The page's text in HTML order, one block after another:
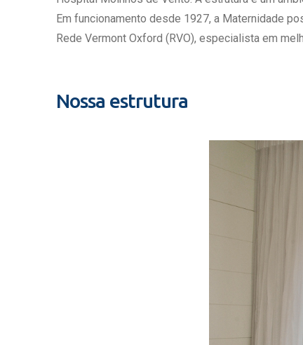
Estrutura
Exames
Em funcionamento desde 1927, a Maternidade
Rede Vermont Oxford (RVO), especialista em
Nossa estrutura